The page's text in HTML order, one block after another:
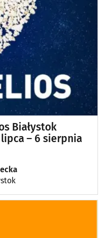
Białystok
lipca – 6 sierpnia